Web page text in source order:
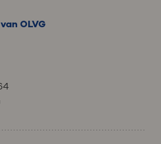
OLVG